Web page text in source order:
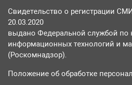
Свидетельство о регистрации
20.03.2020
выдано Федеральной службой по
информационных технологий и
(Роскомнадзор).
Положение об обработке